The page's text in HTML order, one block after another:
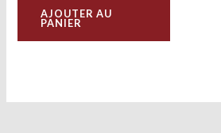
AJOUTER AU
PANIER